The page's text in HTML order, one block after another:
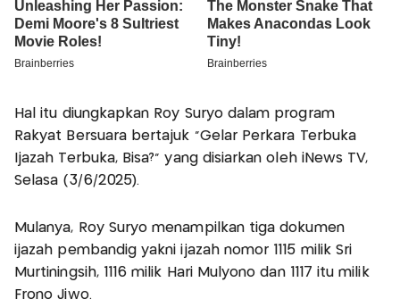
Hal itu diungkapkan Roy Suryo dalam program
Rakyat Bersuara bertajuk "Gelar Perkara Terbuka
Ijazah Terbuka, Bisa?" yang disiarkan oleh iNews TV,
Selasa (3/6/2025).
Mulanya, Roy Suryo menampilkan tiga dokumen
ijazah pembandig yakni ijazah nomor 1115 milik Sri
Murtiningsih, 1116 milik Hari Mulyono dan 1117 itu milik
Frono Jiwo.